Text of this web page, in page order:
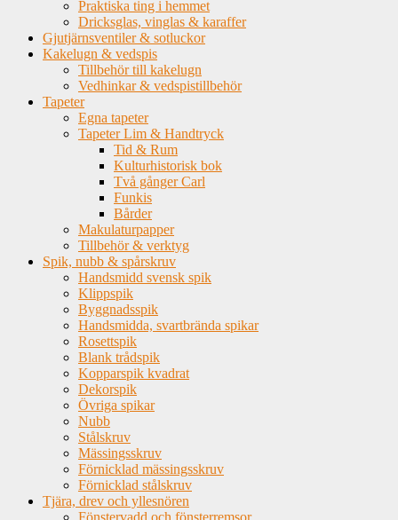
Praktiska ting i hemmet
Dricksglas, vinglas & karaffer
Gjutjärnsventiler & sotluckor
Kakelugn & vedspis
Tillbehör till kakelugn
Vedhinkar & vedspistillbehör
Tapeter
Egna tapeter
Tapeter Lim & Handtryck
Tid & Rum
Kulturhistorisk bok
Två gånger Carl
Funkis
Bårder
Makulaturpapper
Tillbehör & verktyg
Spik, nubb & spårskruv
Handsmidd svensk spik
Klippspik
Byggnadsspik
Handsmidda, svartbrända spikar
Rosettspik
Blank trådspik
Kopparspik kvadrat
Dekorspik
Övriga spikar
Nubb
Stålskruv
Mässingsskruv
Förnicklad mässingsskruv
Förnicklad stålskruv
Tjära, drev och yllesnören